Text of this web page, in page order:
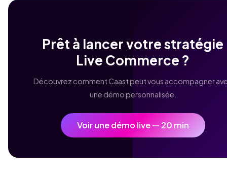
Prêt à lancer votre stratégie
Live Commerce ?
Découvrez comment Caast peut vous accompagner
une démo personnalisée.
Voir une démo live — 20 min